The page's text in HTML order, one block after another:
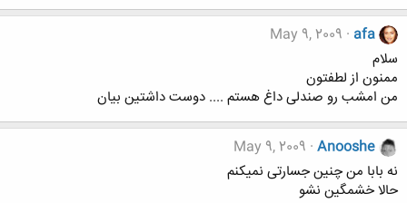
afa
May 9, 2009
سلام
ممنون از لطفتون
من امشب رو صندلی داغ هستم .... دوست داشتین بیان
Anooshe
May 9, 2009
نه بابا من چنین جسارتی نمیکنم
حالا خشمگین نشو